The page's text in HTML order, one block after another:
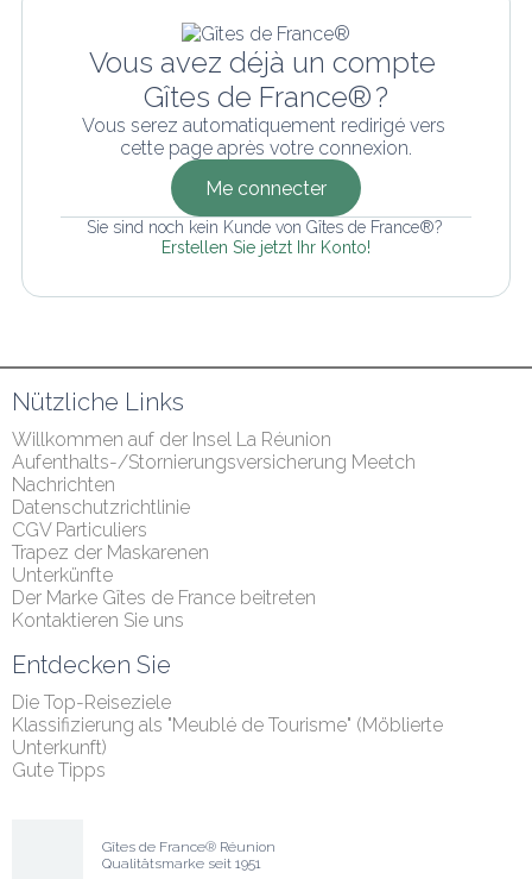
Vous avez déjà un compte
Gîtes de France® ?
Vous serez automatiquement redirigé vers
cette page après votre connexion.
Me connecter
Sie sind noch kein Kunde von Gîtes de France®?
Erstellen Sie jetzt Ihr Konto!
Nützliche Links
Willkommen auf der Insel La Réunion
Aufenthalts-/Stornierungsversicherung Meetch
Nachrichten
Datenschutzrichtlinie
CGV Particuliers
Trapez der Maskarenen
Unterkünfte
Der Marke Gîtes de France beitreten
Kontaktieren Sie uns
Entdecken Sie
Die Top-Reiseziele
Klassifizierung als "Meublé de Tourisme" (Möblierte
Unterkunft)
Gute Tipps
Gîtes de France® Réunion
Qualitätsmarke seit 1951